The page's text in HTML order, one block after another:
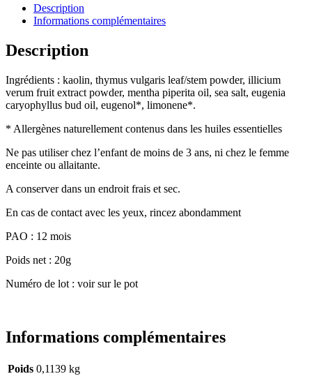
Description
Informations complémentaires
Description
Ingrédients : kaolin, thymus vulgaris leaf/stem powder, illicium
verum fruit extract powder, mentha piperita oil, sea salt, eugenia
caryophyllus bud oil, eugenol*, limonene*.
* Allergènes naturellement contenus dans les huiles essentielles
Ne pas utiliser chez l’enfant de moins de 3 ans, ni chez le femme
enceinte ou allaitante.
A conserver dans un endroit frais et sec.
En cas de contact avec les yeux, rincez abondamment
PAO : 12 mois
Poids net : 20g
Numéro de lot : voir sur le pot
Informations complémentaires
Poids 0,1139 kg